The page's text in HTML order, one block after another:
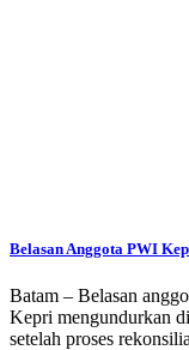
Belasan Anggota PWI
Batam – Belasan
Kepri mengundurkan
setelah proses